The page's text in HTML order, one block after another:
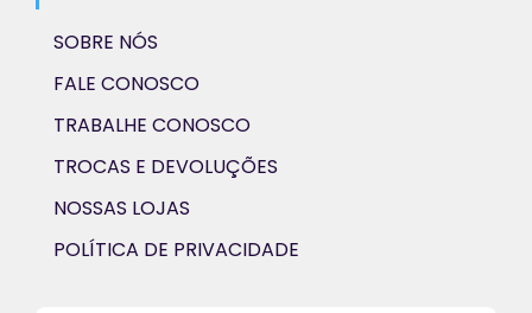
SOBRE NÓS
FALE CONOSCO
TRABALHE CONOSCO
TROCAS E DEVOLUÇÕES
NOSSAS LOJAS
POLÍTICA DE PRIVACIDADE